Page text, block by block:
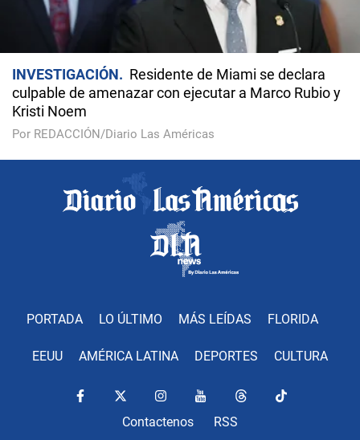
INVESTIGACIÓN
Residente de Miami se declara
culpable de amenazar con ejecutar a Marco Rubio y
Kristi Noem
Por REDACCIÓN/Diario Las Américas
PORTADA LO ÚLTIMO MÁS LEÍDAS FLORIDA
EEUU AMÉRICA LATINA DEPORTES CULTURA
Contactenos RSS